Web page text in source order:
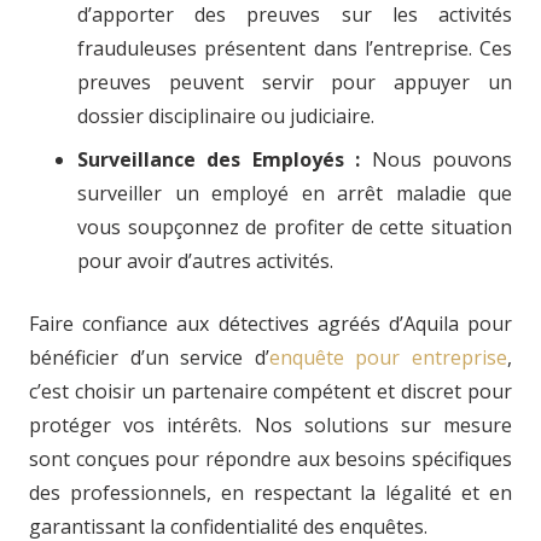
d’apporter des preuves sur les activités
frauduleuses présentent dans l’entreprise. Ces
preuves peuvent servir pour appuyer un
dossier disciplinaire ou judiciaire.
Surveillance des Employés : Nous pouvons
surveiller un employé en arrêt maladie que
vous soupçonnez de profiter de cette situation
pour avoir d’autres activités.
Faire confiance aux détectives agréés d’Aquila pour
bénéficier d’un service d’enquête pour entreprise,
c’est choisir un partenaire compétent et discret pour
protéger vos intérêts. Nos solutions sur mesure
sont conçues pour répondre aux besoins spécifiques
des professionnels, en respectant la légalité et en
garantissant la confidentialité des enquêtes.